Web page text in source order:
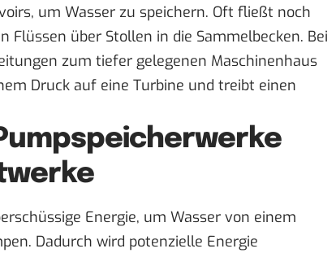
um Wasser zu speichern. Oft fließt noch
Flüssen über Stollen in die Sammelbecken. Bei
zum tiefer gelegenen Maschinenhaus
Druck auf eine Turbine und treibt einen
Energie, um Wasser von einem
Dadurch wird potenzielle Energie